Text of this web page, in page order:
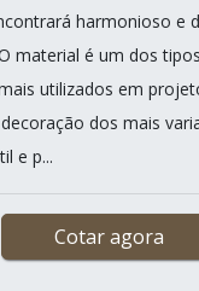
harmonioso e
material é um dos
utilizados em
dos mais
e p...
Cotar agora